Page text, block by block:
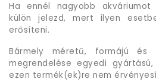
Ha ennél nagyobb
külön jelezd, mert ilyen
erősíteni.
Bármely méretű, formájú és
megrendelése egyedi
ezen termék(ek)re nem